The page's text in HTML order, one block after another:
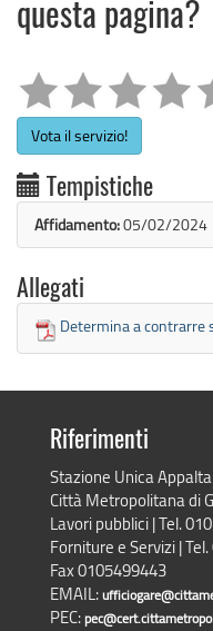
questa pagina?
Vota il servizio!
Tempistiche
Affidamento:05/02/2024
Allegati
Determina a
Riferimenti
Stazione Unica
Città Metropolitana di
Lavori pubblici | Tel.
Forniture e Servizi |
Fax 0105499443
EMAIL:
PEC: